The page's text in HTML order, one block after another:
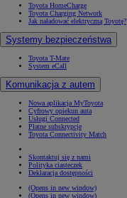
Toyota HomeCharge
Toyota Charging Network
Jak naładować elektryczną Toyotę?
Systemy bezpieczeństwa
Toyota T-Mate
System eCall
Komunikacja z autem
Nowa aplikacja MyToyota
Cyfrowy opiekun auta
Usługi Connected
Płatne subskrypcje
Toyota Connectivity Match
Skontaktuj się z nami
Polityka ciasteczek
Deklaracja dostępności
(Opens in new window)
(Opens in new window)